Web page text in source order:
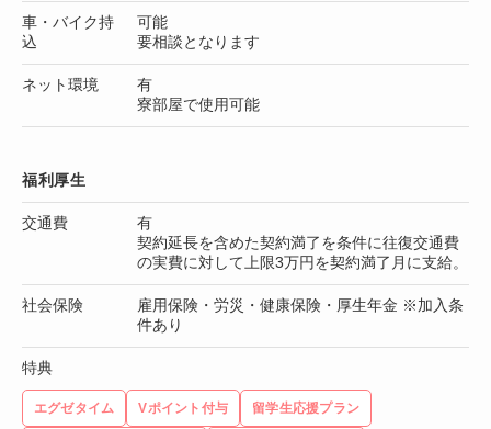
車・バイク持
込
可能
要相談となります
ネット環境
有
寮部屋で使用可能
福利厚生
交通費
有
契約延長を含めた契約満了を条件に往復交通費
の実費に対して上限3万円を契約満了月に支給。
社会保険
雇用保険・労災・健康保険・厚生年金 ※加入条
件あり
特典
エグゼタイム Vポイント付与 留学生応援プラン